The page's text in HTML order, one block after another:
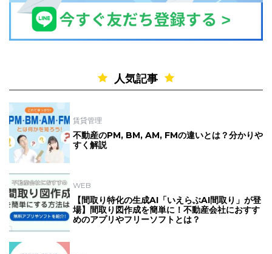
人気記事
賃貸管理
不動産のPM, BM, AM, FMの違いとは？分かりや
すく解説
WEB
【間取り特化の生成AI「いえらぶAI間取り」が登
場】間取り図作成を簡単に！不動産会社におすす
めのアプリやフリーソフトとは？